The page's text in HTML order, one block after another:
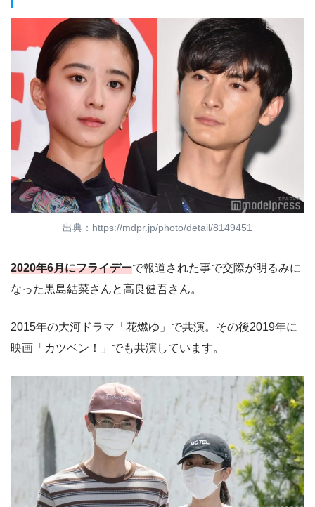
出典：https://mdpr.jp/photo/detail/8149451
2020年6月にフライデーで報道された事で交際が明るみに
なった黒島結菜さんと高良健吾さん。
2015年の大河ドラマ「花燃ゆ」で共演。その後2019年に
映画「カツベン！」でも共演しています。